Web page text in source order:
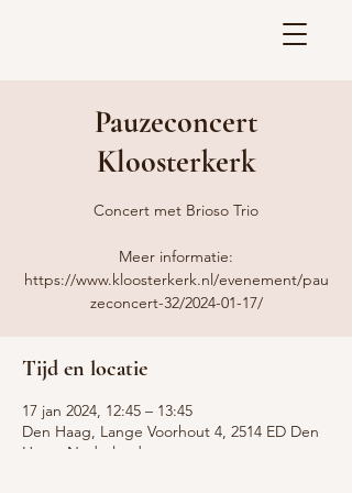
Pauzeconcert
Kloosterkerk
Concert met Brioso Trio
Meer informatie:
https://www.kloosterkerk.nl/evenement/pau
zeconcert-32/2024-01-17/
Tijd en locatie
17 jan 2024, 12:45 – 13:45
Den Haag, Lange Voorhout 4, 2514 ED Den
Haag, Nederland